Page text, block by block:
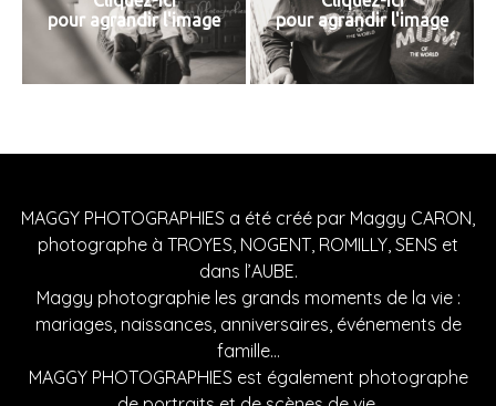
pour agrandir l'image
pour agrandir l'image
MAGGY PHOTOGRAPHIES a été créé par Maggy CARON,
photographe à TROYES, NOGENT, ROMILLY, SENS et
dans l’AUBE.
Maggy photographie les grands moments de la vie :
mariages, naissances, anniversaires, événements de
famille…
MAGGY PHOTOGRAPHIES est également photographe